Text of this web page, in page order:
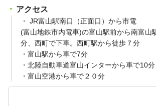
アクセス
・ JR富山駅南口（正面口）から市電
(富山地鉄市内電車)の富山駅前から南富山
分、西町で下車。西町駅から徒歩７分
・富山駅から車で7分
・北陸自動車道富山インターから車で10分
・富山空港から車で２０分